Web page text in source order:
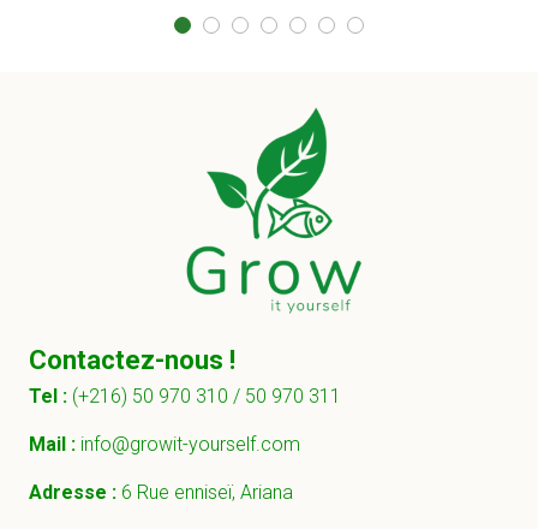
Contactez-nous !
Tel : (+216) 50 970 310 / 50 970 311
Mail : info@growit-yourself.com
Adresse : 6 Rue enniseï, Ariana